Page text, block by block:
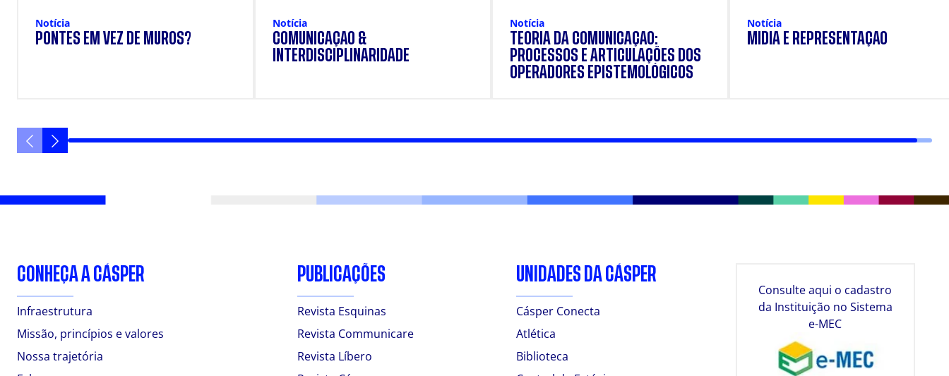
Notícia
PONTES EM VEZ DE MUROS?
Notícia
COMUNICAÇÃO &
INTERDISCIPLINARIDADE
Notícia
TEORIA DA COMUNICAÇÃO:
PROCESSOS E ARTICULAÇÕES DOS
OPERADORES EPISTEMOLÓGICOS
Notícia
MÍDIA E REPRESENTAÇÃO
CONHEÇA A CÁSPER
Infraestrutura
Missão, princípios e valores
Nossa trajetória
PUBLICAÇÕES
Revista Esquinas
Revista Communicare
Revista Líbero
UNIDADES DA CÁSPER
Cásper Conecta
Atlética
Biblioteca
Consulte aqui o cadastro
da Instituição no Sistema
e-MEC